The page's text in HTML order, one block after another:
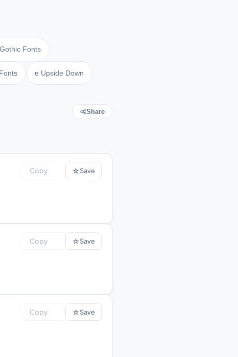
Fonts
ɐ Upside Down
Share
Copy ☆Save
Copy ☆Save
Copy ☆Save